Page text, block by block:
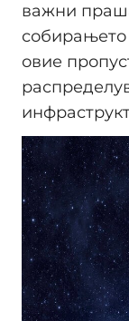
важни
собирањето
овие